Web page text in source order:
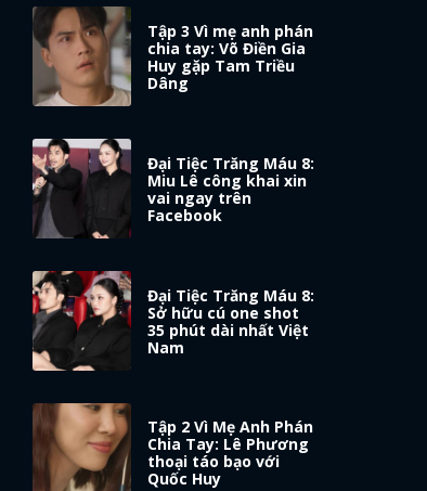
Tập 3 Vì mẹ anh phán
chia tay: Võ Điền Gia
Huy gặp Tam Triều
Dâng
Đại Tiệc Trăng Máu 8:
Miu Lê công khai xin
vai ngay trên
Facebook
Đại Tiệc Trăng Máu 8:
Sở hữu cú one shot
35 phút dài nhất Việt
Nam
Tập 2 Vì Mẹ Anh Phán
Chia Tay: Lê Phương
thoại táo bạo với
Quốc Huy